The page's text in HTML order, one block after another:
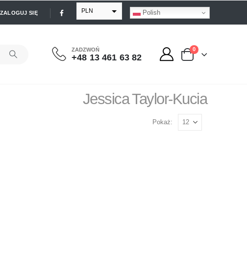
ZALOGUJ SIĘ PLN
GBP
Polish
ZADZWOŃ
+48 13 461 63 82
0
Jessica Taylor-Kucia
Pokaż: